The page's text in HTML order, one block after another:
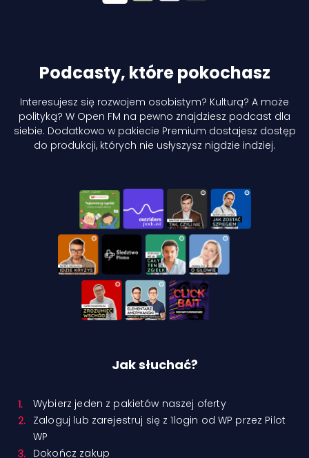
Podcasty, które pokochasz
Interesujesz się rozwojem osobistym? Kulturą? A może
polityką? W Open FM na pewno znajdziesz podcast dla
siebie. Dodatkowo w pakiecie Premium dostajesz dostęp
do produkcji, których nie usłyszysz nigdzie indziej.
Jak słuchać?
Wybierz jeden z pakietów naszej oferty
Zaloguj lub zarejestruj się z 1login od WP przez Pilot
WP
Dokończ zakup